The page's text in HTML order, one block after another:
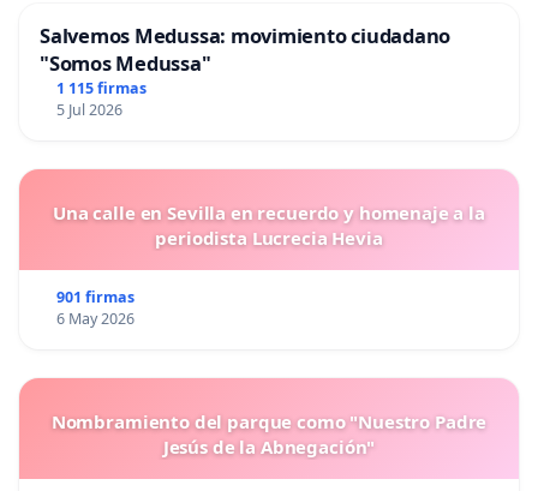
Salvemos Medussa: movimiento ciudadano
"Somos Medussa"
1 115 firmas
5 Jul 2026
Una calle en Sevilla en recuerdo y homenaje a la
periodista Lucrecia Hevia
901 firmas
6 May 2026
Nombramiento del parque como "Nuestro Padre
Jesús de la Abnegación"